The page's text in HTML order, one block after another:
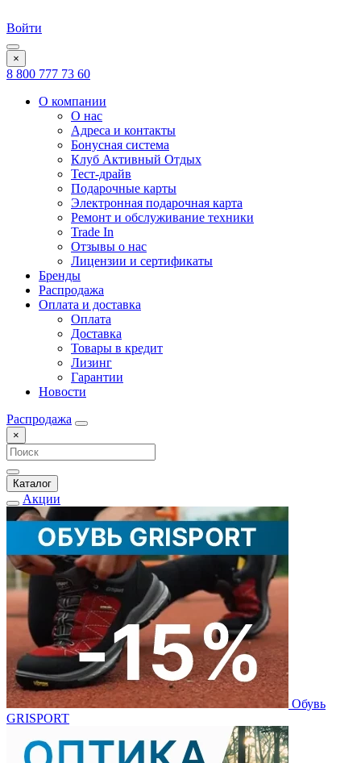
Войти
×
8 800 777 73 60
О компании
О нас
Адреса и контакты
Бонусная система
Клуб Активный Отдых
Тест-драйв
Подарочные карты
Электронная подарочная карта
Ремонт и обслуживание техники
Trade In
Отзывы о нас
Лицензии и сертификаты
Бренды
Распродажа
Оплата и доставка
Оплата
Доставка
Товары в кредит
Лизинг
Гарантии
Новости
Распродажа
×
Каталог
Акции
Обувь
GRISPORT